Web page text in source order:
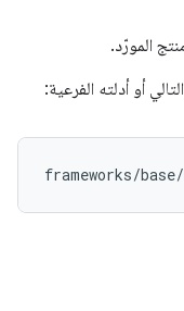
المورّد.
أو أدلته الفرعية: